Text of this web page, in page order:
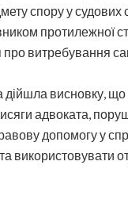
спору у
протилежної
витребування
висновку, що
адвоката,
допомогу у
використовувати